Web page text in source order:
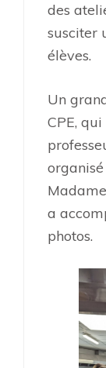
des
susciter
élèves.
Un
CPE,
a
photos.